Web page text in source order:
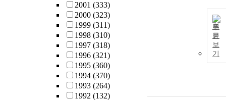
2001 (333)
2000 (323)
1999 (311)
1998 (310)
1997 (318)
1996 (321)
1995 (360)
1994 (370)
1993 (264)
1992 (132)
원
문
보
기